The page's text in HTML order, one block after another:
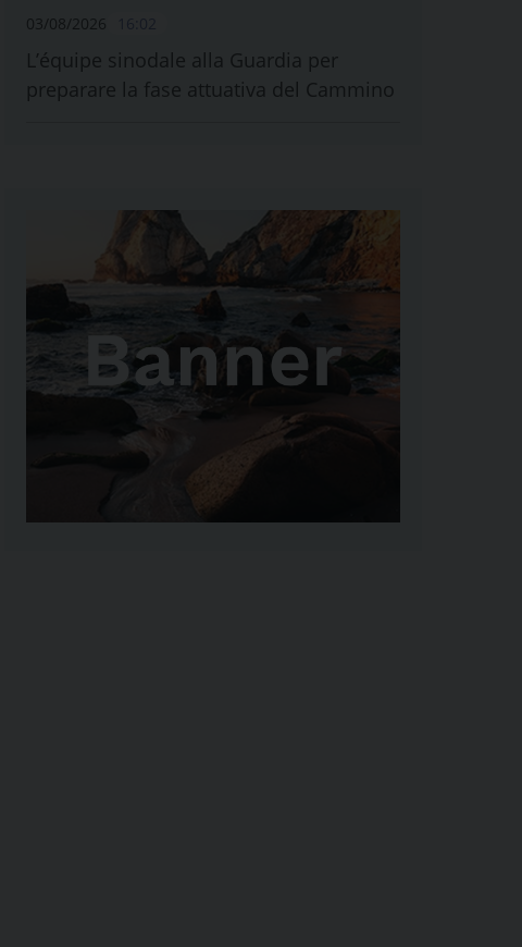
03/08/2026
L’équipe sinodale alla Guardia per
preparare la fase attuativa del Cammino